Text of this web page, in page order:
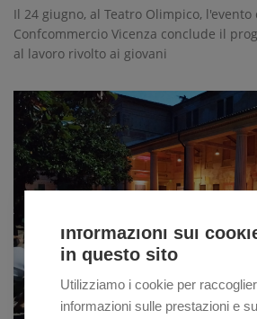
Il 24 giugno, al Teatro Olimpico, l'evento
Confcommercio Vicenza conclude il
al lavoro rivolto ai giovani
Informazioni sui
in questo sito
Utilizziamo i cookie per
informazioni sulle prestazioni e